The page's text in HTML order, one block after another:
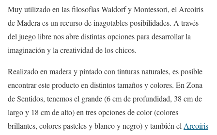
Muy utilizado en las filosofías Waldorf y Montessori, el Arcoíris
de Madera es un recurso de inagotables posibilidades. A través
del juego libre nos abre distintas opciones para desarrollar la
imaginación y la creatividad de los chicos.
Realizado en madera y pintado con tinturas naturales, es posible
encontrar este producto en distintos tamaños y colores. En Zona
de Sentidos, tenemos el grande (6 cm de profundidad, 38 cm de
largo y 18 cm de alto) en tres opciones de color (colores
brillantes, colores pasteles y blanco y negro) y también elArcoíris